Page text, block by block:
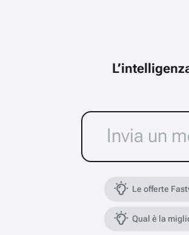
Le offerte
Qual è la